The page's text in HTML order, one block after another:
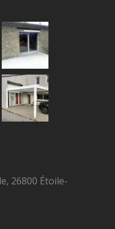
26800 Étoile-